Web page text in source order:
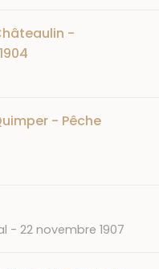
-
- Pêche
DATE
22 novembre 1907